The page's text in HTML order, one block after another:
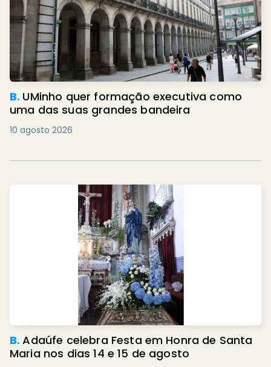
B. UMinho quer formação executiva como
uma das suas grandes bandeira
10 agosto 2026
B.Adaúfe celebra Festa em Honra de Santa
Maria nos dias 14 e 15 de agosto